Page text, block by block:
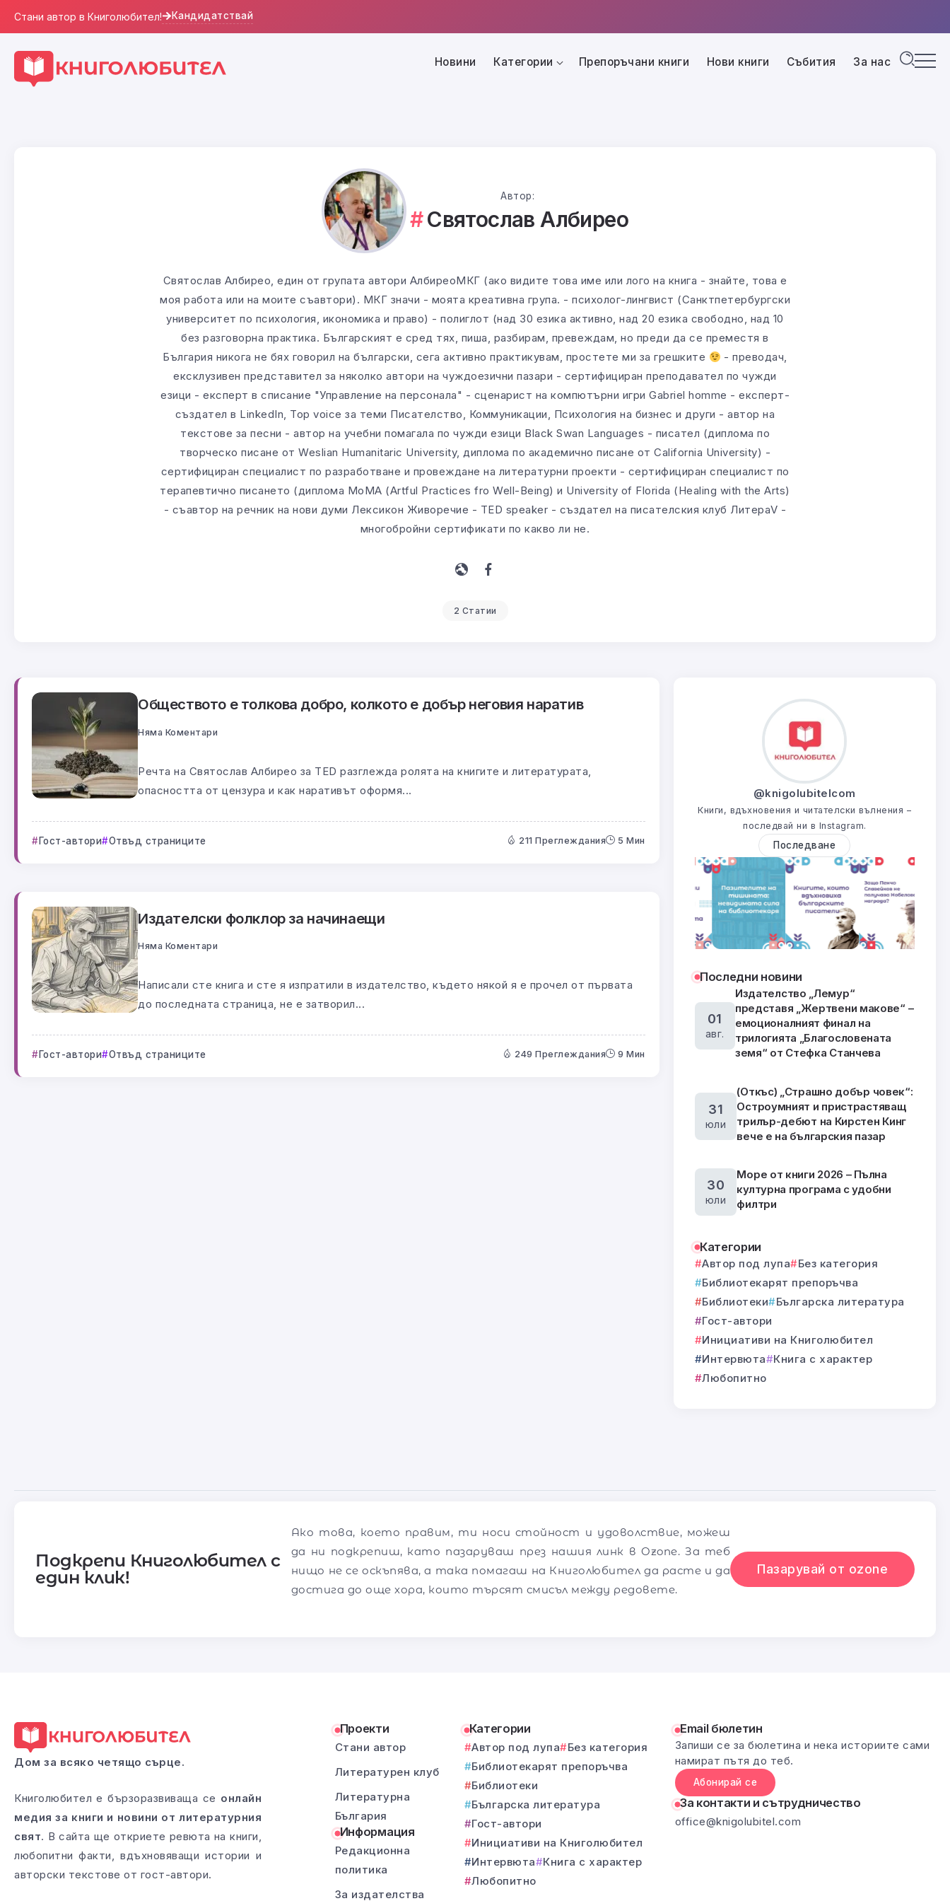
Стани автор в Книголюбител! Кандидатствай
Новини Категории Препоръчани книги Нови книги Събития За нас
Автор:
Святослав Албирео
Святослав Албирео, един от групата автори АлбиреоМКГ (ако видите това име или лого на книга - знайте, това е
моя работа или на моите съавтори). МКГ значи - моята креативна група. - психолог-лингвист (Санктпетербургски
университет по психология, икономика и право) - полиглот (над 30 езика активно, над 20 езика свободно, над 10
без разговорна практика. Българският е сред тях, пиша, разбирам, превеждам, но преди да се преместя в
България никога не бях говорил на български, сега активно практикувам, простете ми за грешките
- преводач,
ексклузивен представител за няколко автори на чуждоезични пазари - сертифициран преподавател по чужди
езици - експерт в списание "Управление на персонала" - сценарист на компютърни игри Gabriel homme - експерт-
създател в LinkedIn, Top voice за теми Писателство, Коммуникации, Психология на бизнес и други - автор на
текстове за песни - автор на учебни помагала по чужди езици Black Swan Languages - писател (диплома по
творческо писане от Weslian Humanitaric University, диплома по академично писане от California University) -
сертифициран специалист по разработване и провеждане на литературни проекти - сертифициран специалист по
терапевтично писането (диплома МоМА (Artful Practices fro Well-Being) и University of Florida (Healing with the Arts)
- съавтор на речник на нови думи Лексикон Живоречие - TED speaker - създател на писателския клуб ЛитераV -
многобройни сертификати по какво ли не.
2 Статии
Обществото е толкова добро, колкото е добър неговия наратив
Няма Коментари
Речта на Святослав Албирео за TED разглежда ролята на книгите и литературата,
опасността от цензура и как наративът оформя...
Гост-автори Отвъд страниците 211 Преглеждания 5 Мин
Издателски фолклор за начинаещи
Няма Коментари
Написали сте книга и сте я изпратили в издателство, където някой я е прочел от първата
до последната страница, не е затворил...
Гост-автори Отвъд страниците 249 Преглеждания 9 Мин
@knigolubitelcom
Книги, вдъхновения и читателски вълнения –
последвай ни в Instagram.
Последване
Последни новини
01
авг.
Издателство „Лемур“
представя „Жертвени макове“ –
емоционалният финал на
трилогията „Благословената
земя“ от Стефка Станчева
31
юли
(Откъс) „Страшно добър човек“:
Остроумният и пристрастяващ
трилър-дебют на Кирстен Кинг
вече е на българския пазар
30
юли
Море от книги 2026 – Пълна
културна програма с удобни
филтри
Категории
Автор под лупа
Без категория
Библиотекарят препоръчва
Библиотеки
Българска литература
Гост-автори
Инициативи на Книголюбител
Интервюта
Книга с характер
Любопитно
Подкрепи Книголюбител с
един клик!
Ако това, което правим, ти носи стойност и удоволствие, можеш
да ни подкрепиш, като пазаруваш през нашия линк в Ozone. За теб
нищо не се оскъпява, а така помагаш на Книголюбител да расте и да
достига до още хора, които търсят смисъл между редовете.
Пазарувай от ozone
Дом за всяко четящо сърце.
Книголюбител е бързоразвиваща се онлайн
медия за книги и новини от литературния
свят. В сайта ще откриете ревюта на книги,
любопитни факти, вдъхновяващи истории и
авторски текстове от гост-автори.
Проекти
Стани автор
Литературен клуб
Литературна
България
Информация
Редакционна
политика
За издателства
Категории
Автор под лупа
Без категория
Библиотекарят препоръчва
Библиотеки
Българска литература
Гост-автори
Инициативи на Книголюбител
Интервюта
Книга с характер
Любопитно
Email бюлетин
Запиши се за бюлетина и нека историите сами
намират пътя до теб.
Абонирай се
За контакти и сътрудничество
office@knigolubitel.com